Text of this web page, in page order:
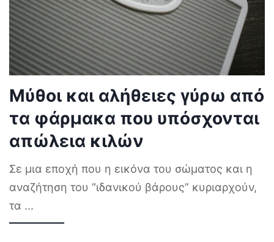
Μύθοι και αλήθειες γύρω από
τα φάρμακα που υπόσχονται
απώλεια κιλών
Σε μια εποχή που η εικόνα του σώματος και η
αναζήτηση του “ιδανικού βάρους” κυριαρχούν,
τα ...